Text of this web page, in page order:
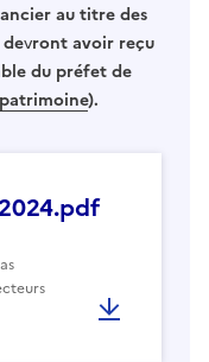
au titre des
vront avoir reçu
du préfet de
).